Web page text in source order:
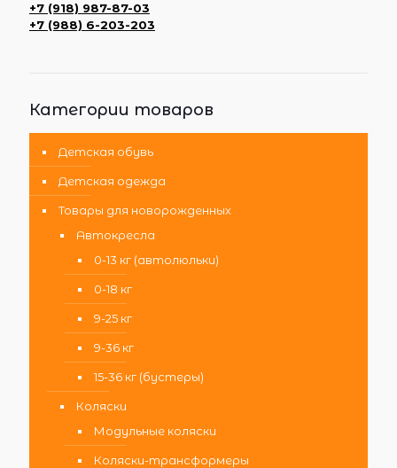
+7 (918) 987-87-03
+7 (988) 6-203-203
Категории товаров
Детская обувь
Детская одежда
Товары для новорожденных
Автокресла
0-13 кг (автолюльки)
0-18 кг
9-25 кг
9-36 кг
15-36 кг (бустеры)
Коляски
Модульные коляски
Коляски-трансформеры